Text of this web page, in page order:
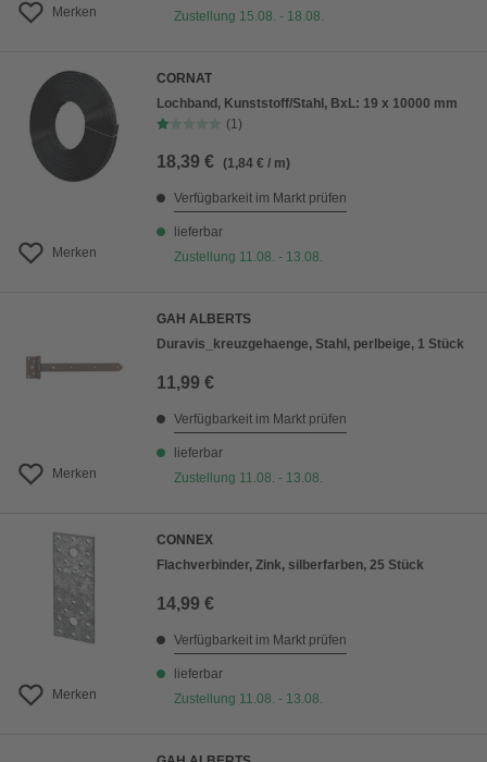
Merken
Zustellung 15.08. - 18.08.
Merken
CORNAT
Lochband, Kunststoff/Stahl, BxL: 19 x 10000 mm
(1)
18,39 € (1,84 € / m)
Verfügbarkeit im Markt prüfen
lieferbar
Zustellung 11.08. - 13.08.
Merken
GAH ALBERTS
Duravis_kreuzgehaenge, Stahl, perlbeige, 1 Stück
11,99 €
Verfügbarkeit im Markt prüfen
lieferbar
Zustellung 11.08. - 13.08.
Merken
CONNEX
Flachverbinder, Zink, silberfarben, 25 Stück
14,99 €
Verfügbarkeit im Markt prüfen
lieferbar
Zustellung 11.08. - 13.08.